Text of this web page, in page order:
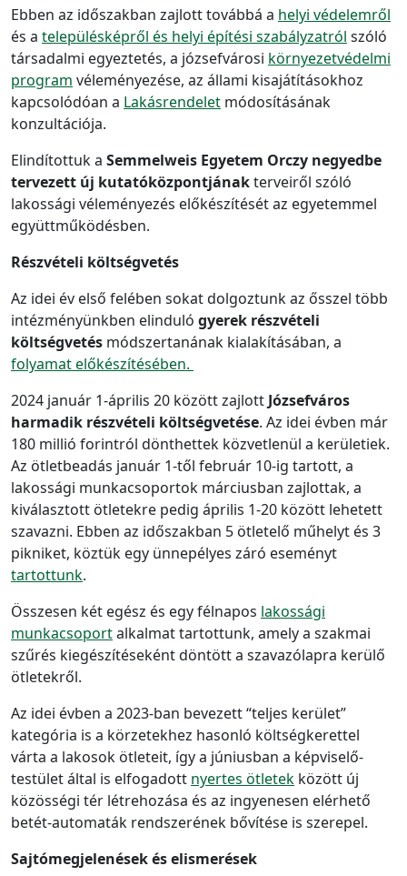
Ebben az időszakban zajlott továbbá a helyi védelemről
és a településképről és helyi építési szabályzatról szóló
társadalmi egyeztetés, a józsefvárosi környezetvédelmi
program véleményezése, az állami kisajátításokhoz
kapcsolódóan a Lakásrendelet módosításának
konzultációja.
Elindítottuk a Semmelweis Egyetem Orczy negyedbe
tervezett új kutatóközpontjánakterveiről szóló
lakossági véleményezés előkészítését az egyetemmel
együttműködésben.
Részvételi költségvetés
Az idei év első felében sokat dolgoztunk az ősszel több
intézményünkben elinduló gyerek részvételi
költségvetés módszertanának kialakításában, a
folyamat előkészítésében.
2024 január 1-április 20 között zajlott Józsefváros
harmadik részvételi költségvetése. Az idei évben már
180 millió forintról dönthettek közvetlenül a kerületiek.
Az ötletbeadás január 1-től február 10-ig tartott, a
lakossági munkacsoportok márciusban zajlottak, a
kiválasztott ötletekre pedig április 1-20 között lehetett
szavazni. Ebben az időszakban 5 ötletelő műhelyt és 3
pikniket, köztük egy ünnepélyes záró eseményt
tartottunk.
Összesen két egész és egy félnapos lakossági
munkacsoportalkalmat tartottunk, amely a szakmai
szűrés kiegészítéseként döntött a szavazólapra kerülő
ötletekről.
Az idei évben a 2023-ban bevezett “teljes kerület”
kategória is a körzetekhez hasonló költségkerettel
várta a lakosok ötleteit, így a júniusban a képviselő-
testület által is elfogadott nyertes ötletek között új
közösségi tér létrehozása és az ingyenesen elérhető
betét-automaták rendszerének bővítése is szerepel.
Sajtómegjelenések és elismerések